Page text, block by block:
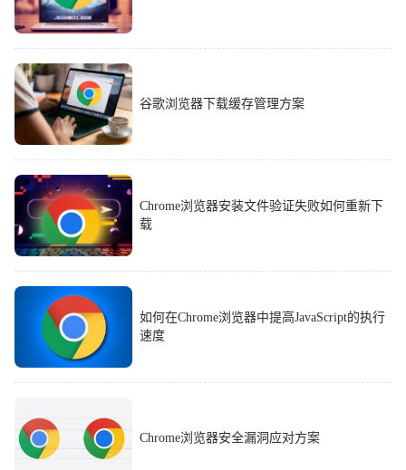
谷歌浏览器下载缓存管理方案
Chrome浏览器安装文件验证失败如何重新下
载
如何在Chrome浏览器中提高JavaScript的执行
速度
Chrome浏览器安全漏洞应对方案